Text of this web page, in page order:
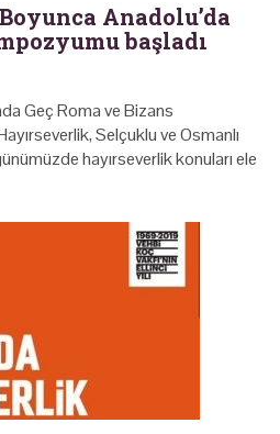
Anadolu’da
başladı
Geç Roma ve Bizans
Selçuklu ve Osmanlı
hayırseverlik konuları ele